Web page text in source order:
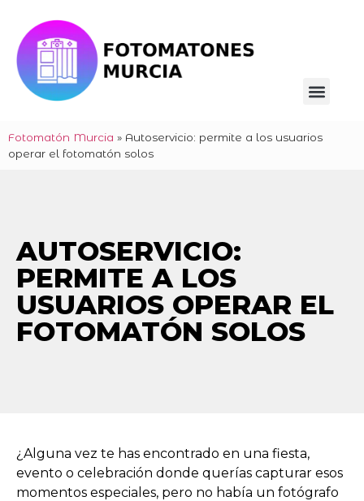
Fotomatón Murcia » Autoservicio: permite a los usuarios
operar el fotomatón solos
AUTOSERVICIO:
PERMITE A LOS
USUARIOS OPERAR EL
FOTOMATÓN SOLOS
¿Alguna vez te has encontrado en una fiesta,
evento o celebración donde querías capturar esos
momentos especiales, pero no había un fotógrafo